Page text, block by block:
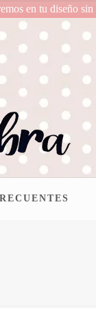
en tu diseño sin